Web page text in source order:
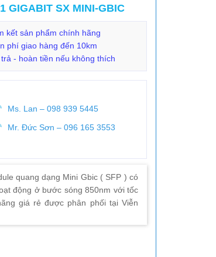
GIGABIT SX MINI-GBIC
kết sản phẩm chính hãng
phí giao hàng đến 10km
- hoàn tiền nếu không thích
Ms. Lan – 098 939 5445
Mr. Đức Sơn – 096 165 3553
quang dạng Mini Gbic ( SFP ) có
động ở bước sóng 850nm với tốc
giá rẻ được phân phối tại Viễn